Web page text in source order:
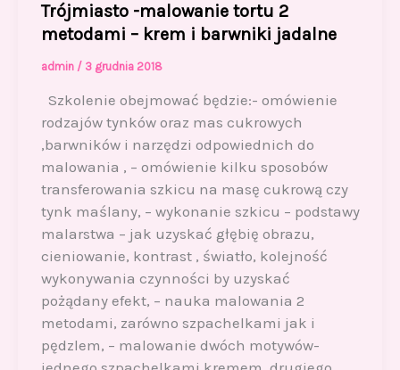
Trójmiasto -malowanie tortu 2
metodami – krem i barwniki jadalne
admin / 3 grudnia 2018
Szkolenie obejmować będzie:- omówienie
rodzajów tynków oraz mas cukrowych
,barwników i narzędzi odpowiednich do
malowania , – omówienie kilku sposobów
transferowania szkicu na masę cukrową czy
tynk maślany, – wykonanie szkicu – podstawy
malarstwa – jak uzyskać głębię obrazu,
cieniowanie, kontrast , światło, kolejność
wykonywania czynności by uzyskać
pożądany efekt, – nauka malowania 2
metodami, zarówno szpachelkami jak i
pędzlem, – malowanie dwóch motywów-